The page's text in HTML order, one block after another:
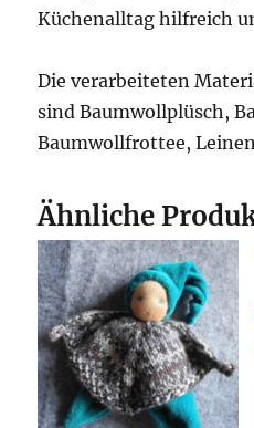
Küchenalltag hilfreich
Die verarbeiteten
sind Baumwollplüsch,
Baumwollfrottee,
Ähnliche